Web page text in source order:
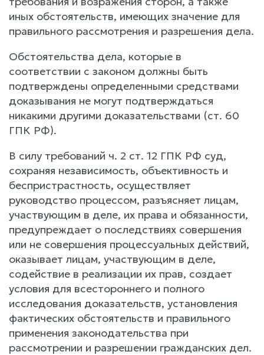
иных обстоятельств, имеющих значение для
правильного рассмотрения и разрешения дела.
Обстоятельства дела, которые в
соответствии с законом должны быть
подтверждены определенными средствами
доказывания не могут подтверждаться
никакими другими доказательствами (ст. 60
ГПК РФ).
В силу требований ч. 2 ст. 12 ГПК РФ суд,
сохраняя независимость, объективность и
беспристрастность, осуществляет
руководство процессом, разъясняет лицам,
участвующим в деле, их права и обязанности,
предупреждает о последствиях совершения
или не совершения процессуальных действий,
оказывает лицам, участвующим в деле,
содействие в реализации их прав, создает
условия для всестороннего и полного
исследования доказательств, установления
фактических обстоятельств и правильного
применения законодательства при
рассмотрении и разрешении гражданских дел.